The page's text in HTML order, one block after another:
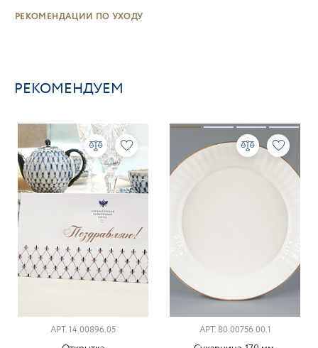
РЕКОМЕНДАЦИИ ПО УХОДУ
РЕКОМЕНДУЕМ
АРТ. 14.00896.05 АРТ. 80.00756.00.1